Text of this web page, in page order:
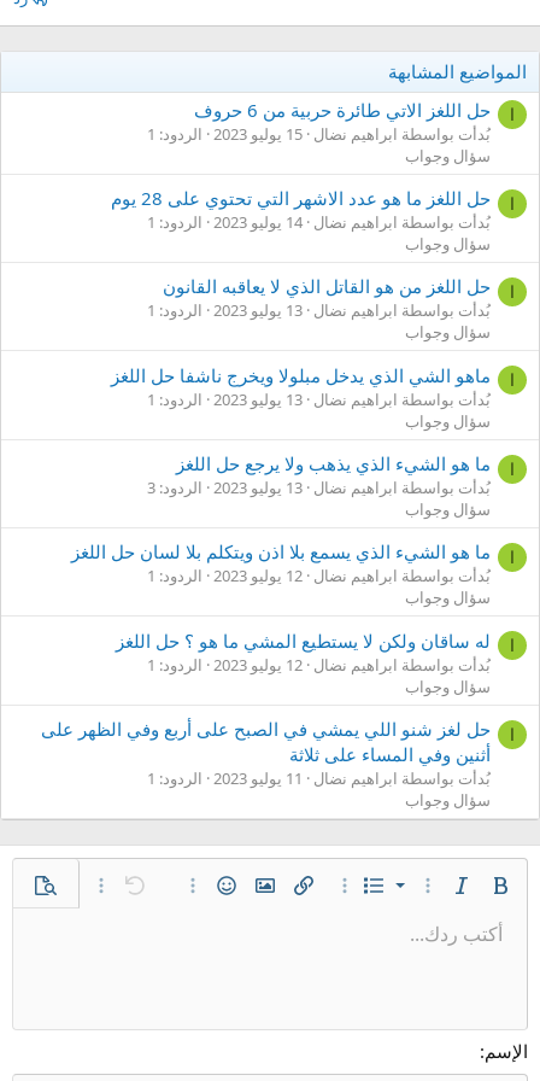
المواضيع المشابهة
ا حل اللغز الاتي طائرة حربية من 6 حروف
بُدأت بواسطة ابراهيم نضال 15 يوليو 2023
الردود: 1
سؤال وجواب
ا حل اللغز ما هو عدد الاشهر التي تحتوي على 28 يوم
بُدأت بواسطة ابراهيم نضال 14 يوليو 2023
الردود: 1
سؤال وجواب
ا حل اللغز من هو القاتل الذي لا يعاقبه القانون
بُدأت بواسطة ابراهيم نضال 13 يوليو 2023
الردود: 1
سؤال وجواب
ا ماهو الشي الذي يدخل مبلولا ويخرج ناشفا حل اللغز
بُدأت بواسطة ابراهيم نضال 13 يوليو 2023
الردود: 1
سؤال وجواب
ا ما هو الشيء الذي يذهب ولا يرجع حل اللغز
بُدأت بواسطة ابراهيم نضال 13 يوليو 2023
الردود: 3
سؤال وجواب
ا ما هو الشيء الذي يسمع بلا اذن ويتكلم بلا لسان حل اللغز
بُدأت بواسطة ابراهيم نضال 12 يوليو 2023
الردود: 1
سؤال وجواب
ا له ساقان ولكن لا يستطيع المشي ما هو ؟ حل اللغز
بُدأت بواسطة ابراهيم نضال 12 يوليو 2023
الردود: 1
سؤال وجواب
ا
حل لغز شنو اللي يمشي في الصبح على أربع وفي الظهر على
أثنين وفي المساء على ثلاثة
بُدأت بواسطة ابراهيم نضال 11 يوليو 2023
الردود: 1
سؤال وجواب
غامق مائل خيارات إضافية…
قائمة
قائمة مرتبة
خيارات إضافية…
إدراج رابطإدراج صورةالإبتساماتخيارات إضافية…
تراجع خيارات إضافية…
معاينة
حجم الخط
9
لون النصعائلة الخط المحاذاة
محاذاة لليسار
تنسيق الفقرة
عنوان 2
عنوان 3
إقتباسميديا إدراج جدول إعادة تبديل الـ BB codeإزالة التنسيقأكتب ردك...
الإسم